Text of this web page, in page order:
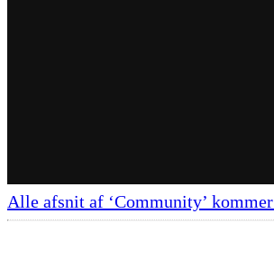
Alle afsnit af ‘Community’